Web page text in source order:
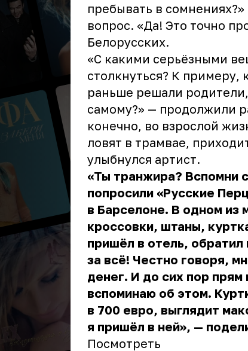
пребывать в
вопрос. «Да! Это точно
Белорусских.
«С какими серьёзными
столкнуться? К примеру,
раньше решали
самому?» — продолжили
конечно, во взрослой
ловят в трамвае,
улыбнулся артист.
«Ты транжира? Вспомни
попросили «Русские
в Барселоне. В одном из
кроссовки, штаны,
пришёл в отель,
за всё! Честно говоря,
денег. И до сих пор прям
вспоминаю об этом.
в 700 евро, выглядит
я пришёл в ней», —
Посмотреть